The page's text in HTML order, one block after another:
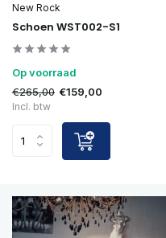
New Rock
Schoen WST002-S1
Op voorraad
€265,00 €159,00
Incl. btw